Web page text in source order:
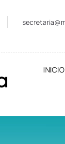
INICIO